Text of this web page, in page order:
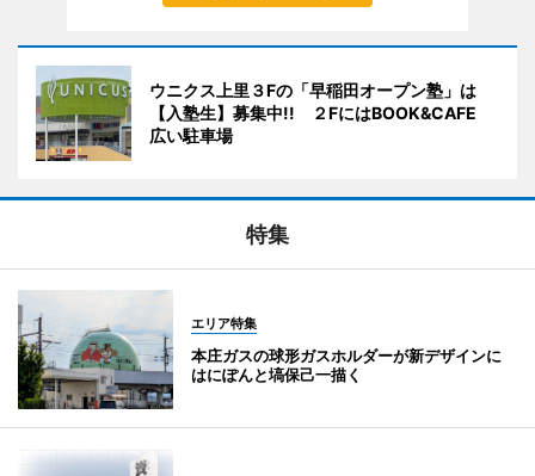
ウニクス上里３Fの「早稲田オープン塾」は
【入塾生】募集中!! ２FにはBOOK&CAFE
広い駐車場
特集
エリア特集
本庄ガスの球形ガスホルダーが新デザインに
はにぽんと塙保己一描く